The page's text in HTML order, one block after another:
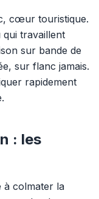
cœur touristique.
qui travaillent
sur bande de
sur flanc jamais.
rapidement
: les
à colmater la